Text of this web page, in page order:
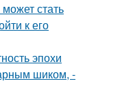
стать
к его
эпохи
шиком, -